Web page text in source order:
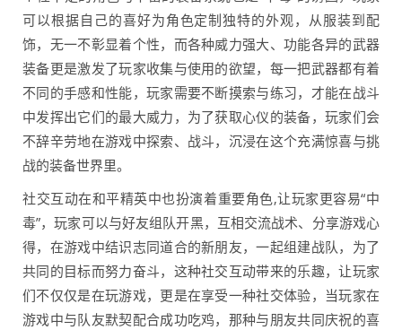
可以根据自己的喜好为角色定制独特的外观，从服装到配
饰，无一不彰显着个性，而各种威力强大、功能各异的武器
装备更是激发了玩家收集与使用的欲望，每一把武器都有着
不同的手感和性能，玩家需要不断摸索与练习，才能在战斗
中发挥出它们的最大威力，为了获取心仪的装备，玩家们会
不辞辛劳地在游戏中探索、战斗，沉浸在这个充满惊喜与挑
战的装备世界里。
社交互动在和平精英中也扮演着重要角色,让玩家更容易“中
毒”，玩家可以与好友组队开黑，互相交流战术、分享游戏心
得，在游戏中结识志同道合的新朋友，一起组建战队，为了
共同的目标而努力奋斗，这种社交互动带来的乐趣，让玩家
们不仅仅是在玩游戏，更是在享受一种社交体验，当玩家在
游戏中与队友默契配合成功吃鸡，那种与朋友共同庆祝的喜